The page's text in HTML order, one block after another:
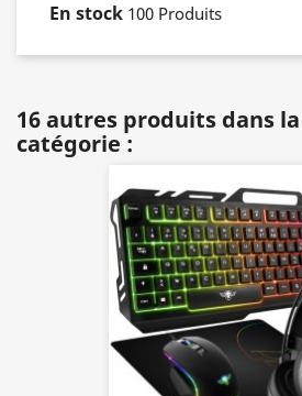
En stock 100 Produits
16 autres produits dans
catégorie :